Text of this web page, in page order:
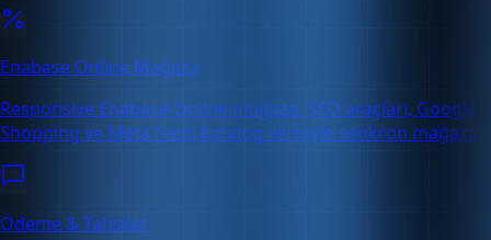
Enabase Online Mağaza
Responsive Enabase Online mağaza, SEO araçları, Google
Shopping ve Meta feed; katalog verisiyle senkron mağaza.
Ödeme & Tahsilat